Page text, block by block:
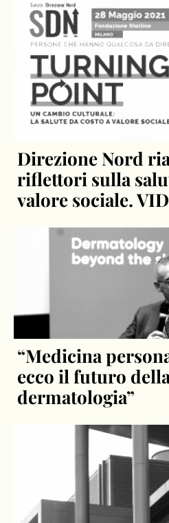
Direzione Nord
riflettori sulla
valore sociale.
“Medicina
ecco il futuro della
dermatologia”